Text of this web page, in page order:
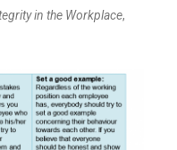
in the Workplace,